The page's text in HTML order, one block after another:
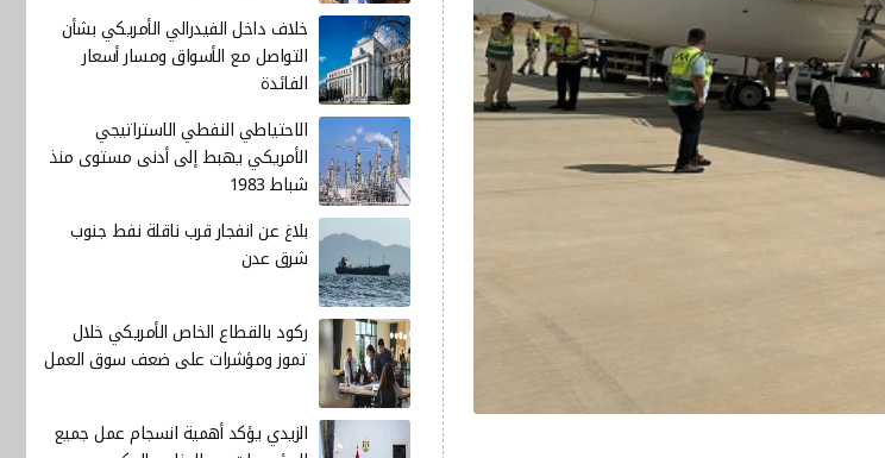
خلاف داخل الفيدرالي الأمريكي بشأن
التواصل مع الأسواق ومسار أسعار
الفائدة
الاحتياطي النفطي الاستراتيجي
الأمريكي يهبط إلى أدنى مستوى منذ
شباط 1983
بلاغ عن انفجار قرب ناقلة نفط جنوب
شرق عدن
ركود بالقطاع الخاص الأمريكي خلال
تموز ومؤشرات على ضعف سوق العمل
الزيدي يؤكد أهمية انسجام عمل جميع